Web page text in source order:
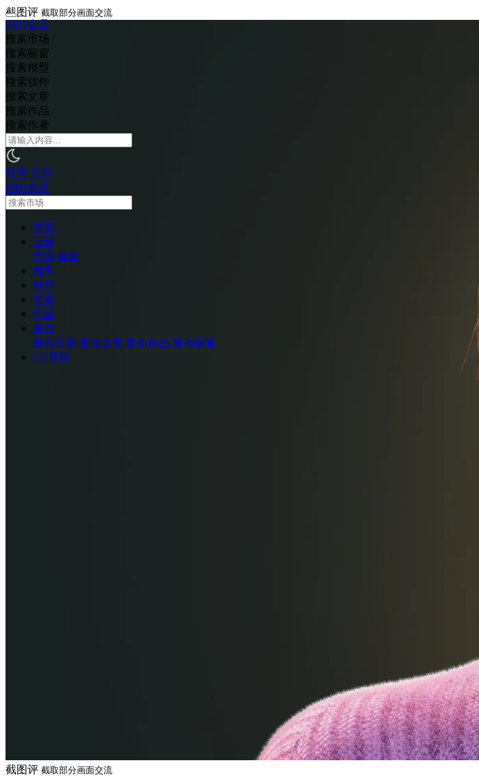
PRO会员
搜索市场
搜索橱窗
搜索模型
搜索软件
搜索文章
搜索作品
搜索作者
登录 注册
PRO会员
首页
店铺
市场 橱窗
模型
软件
文章
作品
发布
发布市场 发布文章 发布作品 发布橱窗
CG导航
截图评 截取部分画面交流
截图评 截取部分画面交流